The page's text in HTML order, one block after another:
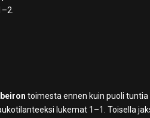
toimesta ennen kuin puoli tuntia
lukemat 1–1. Toisella